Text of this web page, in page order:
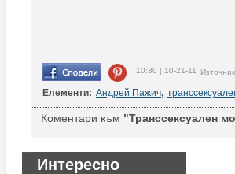
10:30 | 10-21-11
Елементи: Андрей Пажич,
Коментари към "Транссексуален
Интересно